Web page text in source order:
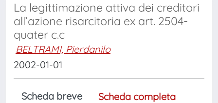
La legittimazione attiva dei creditori
all’azione risarcitoria ex art. 2504-
quater c.c
BELTRAMI, Pierdanilo
2002-01-01
Scheda breve
Scheda completa